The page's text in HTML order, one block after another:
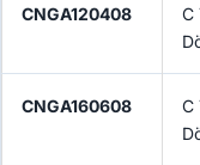
CNGA120408
C
CNGA160608
C